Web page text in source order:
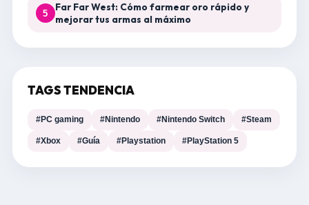
5
Far Far West: Cómo farmear oro rápido y
mejorar tus armas al máximo
TAGS TENDENCIA
#PC gaming #Nintendo #Nintendo Switch #Steam
#Xbox #Guía #Playstation #PlayStation 5